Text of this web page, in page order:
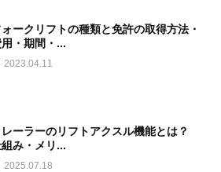
ォークリフトの種類と免許の取得方法・
・期間・...
2023.04.11
レーラーのリフトアクスル機能とは？
み・メリ...
2025.07.18